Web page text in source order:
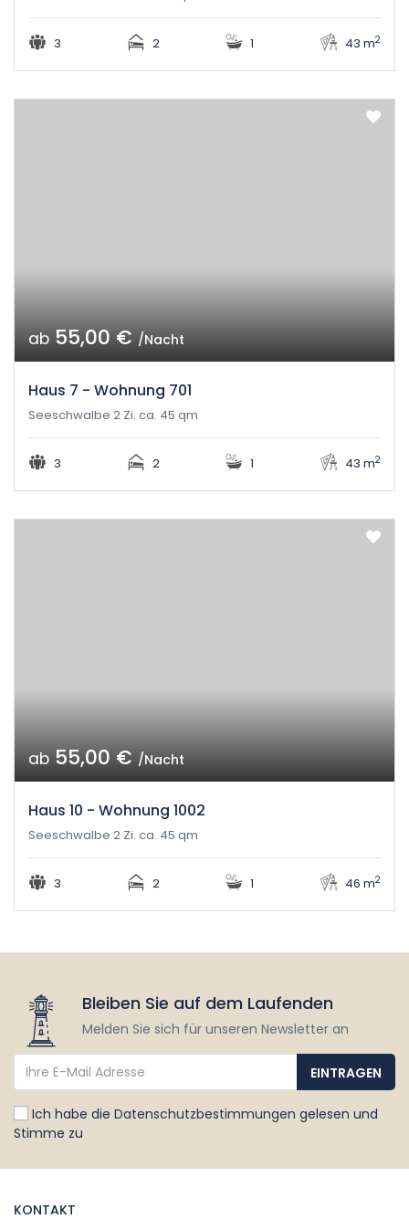
3 2 1 43 m2
ab55,00 €/Nacht
Haus 7 - Wohnung 701
Seeschwalbe 2 Zi. ca. 45 qm
3 2 1 43 m2
ab55,00 €/Nacht
Haus 10 - Wohnung 1002
Seeschwalbe 2 Zi. ca. 45 qm
3 2 1 46 m2
Bleiben Sie auf dem Laufenden
Melden Sie sich für unseren Newsletter an
Ich habe die Datenschutzbestimmungen gelesen und
Stimme zu
KONTAKT